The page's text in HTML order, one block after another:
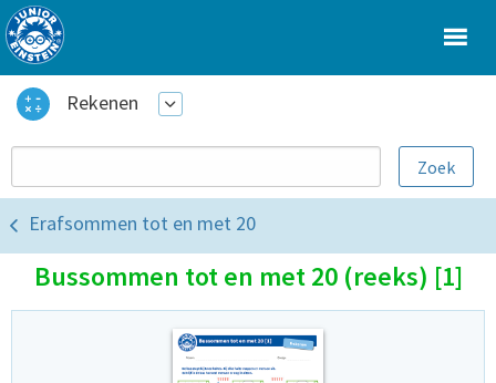
Rekenen
Erafsommen tot en met 20
Bussommen tot en met 20 (reeks) [1]